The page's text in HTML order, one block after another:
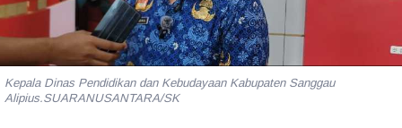
Kepala Dinas Pendidikan dan Kebudayaan Kabupaten Sanggau
Alipius.SUARANUSANTARA/SK